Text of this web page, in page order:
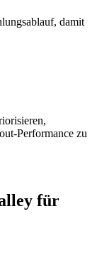
damit
Performance zu
für